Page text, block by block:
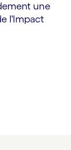
une
l'Impact